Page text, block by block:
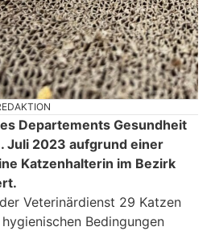
Departements Gesundheit
Juli 2023 aufgrund einer
Katzenhalterin im Bezirk
Veterinärdienst 29 Katzen
Bedingungen